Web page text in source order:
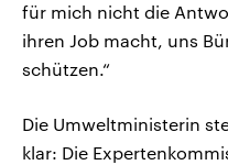
für mich nicht die
ihren Job macht, uns
schützen.“
Die Umweltministerin
klar: Die